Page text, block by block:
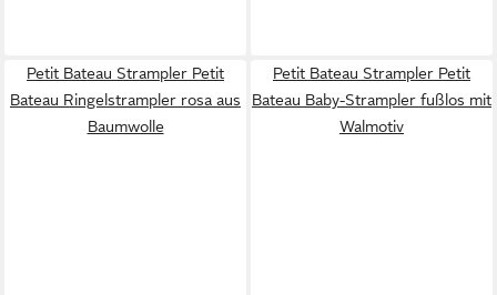
Petit Bateau Strampler Petit
Bateau Ringelstrampler rosa aus
Baumwolle
Petit Bateau Strampler Petit
Bateau Baby-Strampler fußlos mit
Walmotiv